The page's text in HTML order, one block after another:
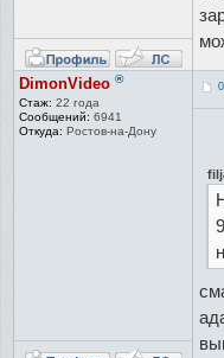
DimonVideo ®
Стаж: 22 года
Сообщений: 6941
Откуда: Ростов-на-Дону